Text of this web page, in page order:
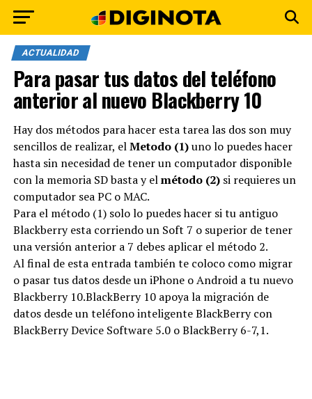
ACTUALIDAD
Para pasar tus datos del teléfono
anterior al nuevo Blackberry 10
Hay dos métodos para hacer esta tarea las dos son muy
sencillos de realizar, elMetodo (1)uno lo puedes hacer
hasta sin necesidad de tener un computador disponible
con la memoria SD basta y elmétodo (2)si requieres un
computador sea PC o MAC.
Para el método (1) solo lo puedes hacer si tu antiguo
Blackberry esta corriendo un Soft 7 o superior de tener
una versión anterior a 7 debes aplicar el método 2.
Al final de esta entrada también te coloco como migrar
o pasar tus datos desde un iPhone o Android a tu nuevo
Blackberry 10.BlackBerry 10 apoya la migración de
datos desde un teléfono inteligente BlackBerry con
BlackBerry Device Software 5.0 o BlackBerry 6-7,1.